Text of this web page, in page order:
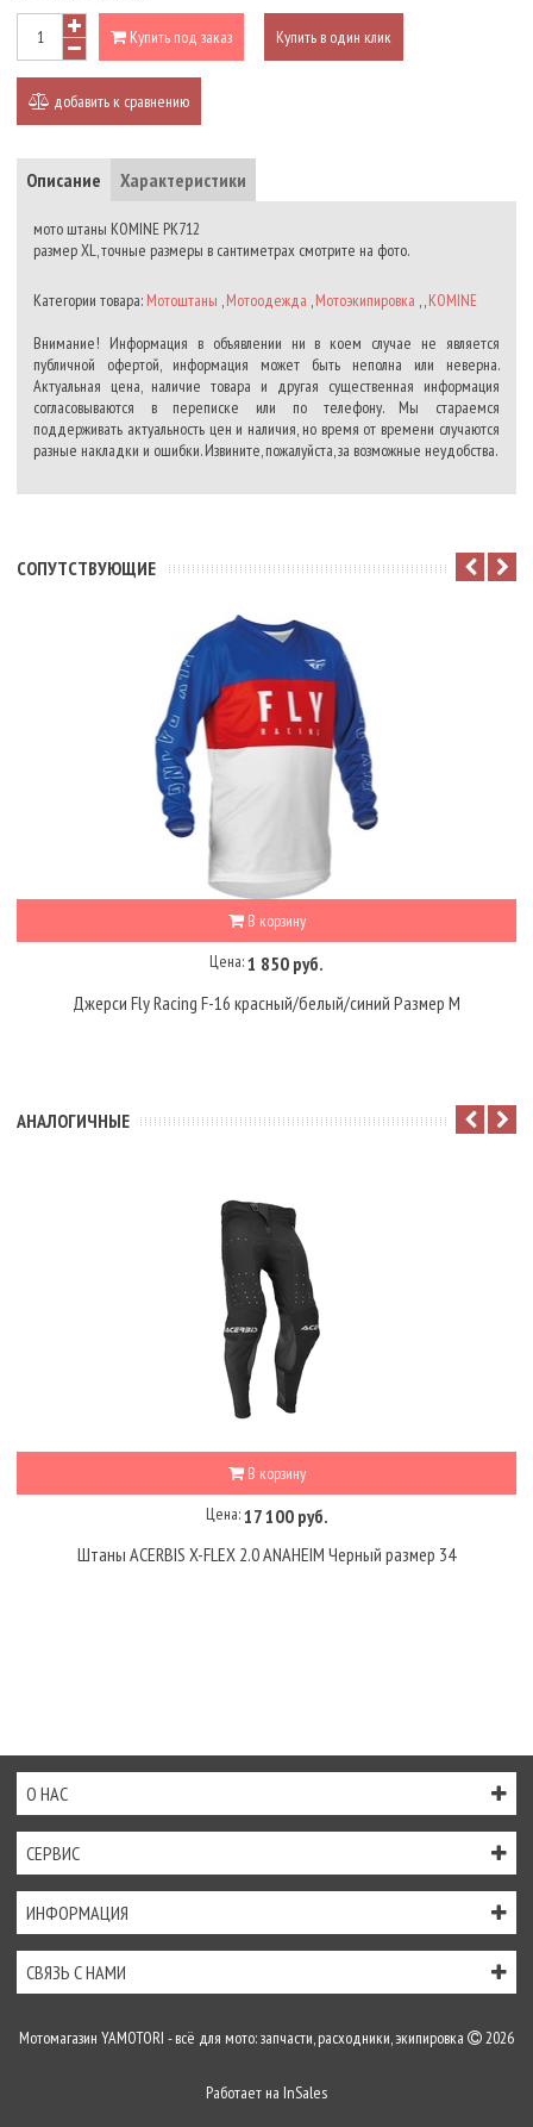
Купить под заказ Купить в один клик
добавить к сравнению
Описание Характеристики
мото штаны KOMINE PK712
размер XL, точные размеры в сантиметрах смотрите на фото.
Категории товара: Мотоштаны ,Мотоодежда ,Мотоэкипировка , ,KOMINE
Внимание! Информация в объявлении ни в коем случае не является
публичной офертой, информация может быть неполна или неверна.
Актуальная цена, наличие товара и другая существенная информация
согласовываются в переписке или по телефону. Мы стараемся
поддерживать актуальность цен и наличия, но время от времени случаются
разные накладки и ошибки. Извините, пожалуйста, за возможные неудобства.
CОПУТСТВУЮЩИЕ
В корзину
Цена:1 850 руб.
Джерси Fly Racing F-16 красный/белый/синий Размер M
АНАЛОГИЧНЫЕ
В корзину
Цена:17 100 руб.
Штаны ACERBIS X-FLEX 2.0 ANAHEIM Черный размер 34
О НАС
СЕРВИС
ИНФОРМАЦИЯ
СВЯЗЬ С НАМИ
Мотомагазин YAMOTORI - всё для мото: запчасти, расходники, экипировка 2026
Работает на InSales